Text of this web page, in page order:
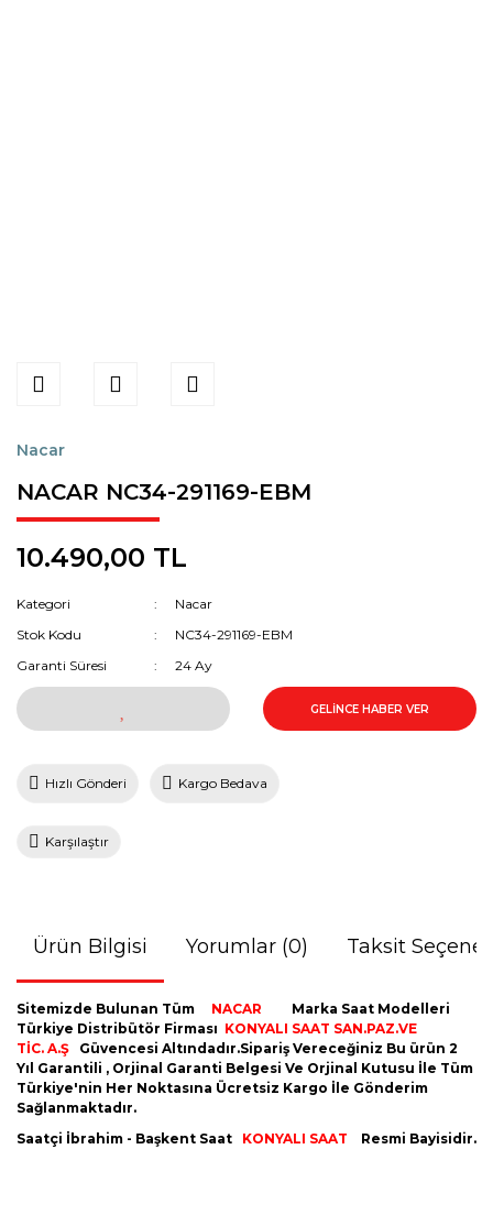
Nacar
NACAR NC34-291169-EBM
10.490,00 TL
Kategori
Nacar
Stok Kodu
NC34-291169-EBM
Garanti Süresi
24 Ay
GELİNCE HABER VER
Hızlı Gönderi Kargo Bedava
Karşılaştır
Ürün Bilgisi Yorumlar (0) Taksit
Sitemizde Bulunan Tüm NACAR
Marka Saat Modelleri
Türkiye Distribütör Firması KONYALI SAAT SAN.PAZ.VE
TİC. A.Ş
Güvencesi Altındadır.Sipariş Vereceğiniz Bu ürün 2
Yıl Garantili , Orjinal Garanti Belgesi Ve Orjinal Kutusu İle Tüm
Türkiye'nin Her Noktasına Ücretsiz Kargo İle Gönderim
Sağlanmaktadır.
Saatçi İbrahim - Başkent Saat KONYALI SAAT Resmi Bayisidir.